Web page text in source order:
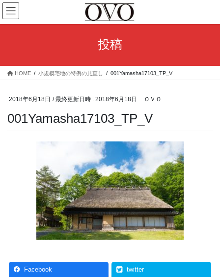
コ
ン
テ
ス
ナ
ビ
ゲ
ン
投稿
HOME 小規模宅地の特例の見直し 001Yamasha17103_TP_V
2018年6月18日 / 最終更新日時 : 2018年6月18日 ＯＶＯ
001Yamasha17103_TP_V
Facebook twitter